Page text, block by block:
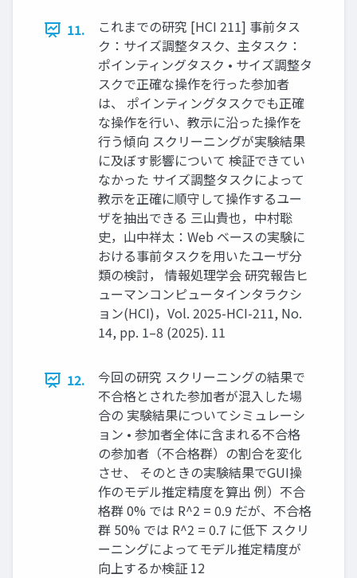
11.
これまでの研究 [HCI 211] 事前タス
ク：サイズ調整タスク、主タスク：
ポインティングタスク • サイズ調整タ
スクで正確な操作を行った参加者
は、 ポインティングタスクでも正確
な操作を行い、教示に沿った操作を
行う傾向 スクリーニングが実験結果
に及ぼす影響について 検証できてい
なかった サイズ調整タスクによって
教示を正確に順守して操作するユー
ザを抽出できる 三山貴也，中村聡
史，山中祥太：Web ベースの実験に
おける事前タスクを用いたユーザ分
類の検討， 情報処理学会 研究報告ヒ
ューマンコンピュータインタラクシ
ョン(HCI)，Vol. 2025-HCI-211, No.
14, pp. 1–8 (2025). 11
12.
今回の研究 スクリーニングの結果で
不合格とされた参加者が混入した場
合の 実験結果についてシミュレーシ
ョン • 参加者全体に含まれる不合格
の参加者（不合格群）の割合を変化
させ、 そのときの実験結果でGUI操
作のモデル推定精度を算出 例）不合
格群 0% では R^2 = 0.9 だが、不合格
群 50% では R^2 = 0.7 に低下 スクリ
ーニングによってモデル推定精度が
向上するか検証 12